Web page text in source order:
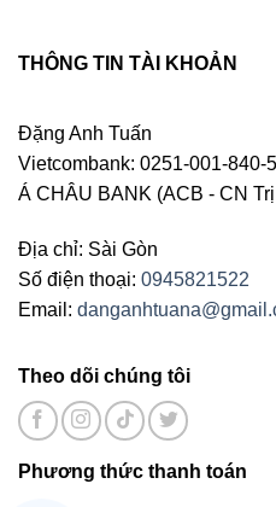
THÔNG TIN TÀI KHOẢN
Đặng Anh Tuấn
Vietcombank: 0251-001-840-
Á CHÂU BANK (ACB - CN
Địa chỉ: Sài Gòn
Số điện thoại: 0945821522
Email:
Theo dõi chúng tôi
Phương thức thanh toán